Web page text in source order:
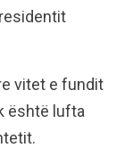
vitet e fundit
është lufta